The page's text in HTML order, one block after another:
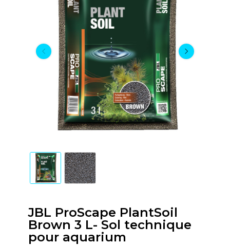
JBL ProScape PlantSoil
Brown 3 L- Sol technique
pour aquarium